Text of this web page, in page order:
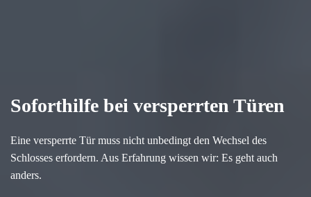
Soforthilfe bei versperrten Türen
Eine versperrte Tür muss nicht unbedingt den Wechsel des
Schlosses erfordern. Aus Erfahrung wissen wir: Es geht auch
anders.